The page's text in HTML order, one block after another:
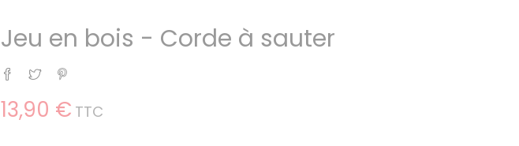
Jeu en bois - Corde à sauter
Partager
Tweet
13,90 € TTC